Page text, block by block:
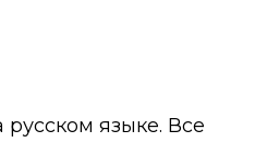
языке. Все